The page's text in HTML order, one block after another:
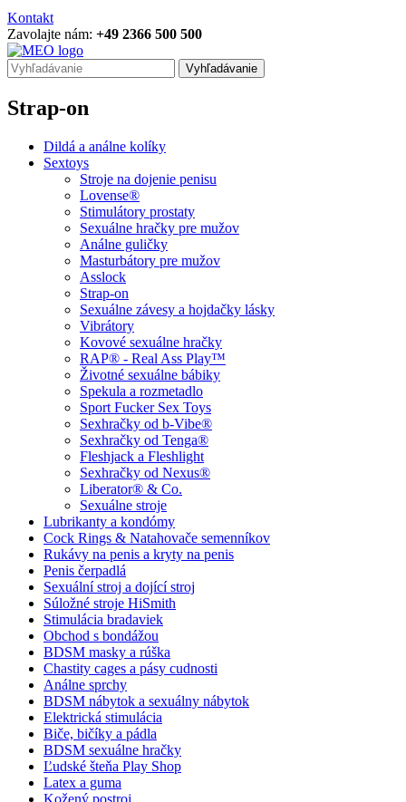
Kontakt
Zavolajte nám: +49 2366 500 500
Vyhľadávanie
Strap-on
Dildá a análne kolíky
Sextoys
Stroje na dojenie penisu
Lovense®
Stimulátory prostaty
Sexuálne hračky pre mužov
Análne guličky
Masturbátory pre mužov
Asslock
Strap-on
Sexuálne závesy a hojdačky lásky
Vibrátory
Kovové sexuálne hračky
RAP® - Real Ass Play™
Životné sexuálne bábiky
Spekula a rozmetadlo
Sport Fucker Sex Toys
Sexhračky od b-Vibe®
Sexhračky od Tenga®
Fleshjack a Fleshlight
Sexhračky od Nexus®
Liberator® & Co.
Sexuálne stroje
Lubrikanty a kondómy
Cock Rings & Natahovače semenníkov
Rukávy na penis a kryty na penis
Penis čerpadlá
Sexuální stroj a dojící stroj
Súložné stroje HiSmith
Stimulácia bradaviek
Obchod s bondážou
BDSM masky a rúška
Chastity cages a pásy cudnosti
Análne sprchy
BDSM nábytok a sexuálny nábytok
Elektrická stimulácia
Biče, bičíky a pádla
BDSM sexuálne hračky
Ľudské šteňa Play Shop
Latex a guma